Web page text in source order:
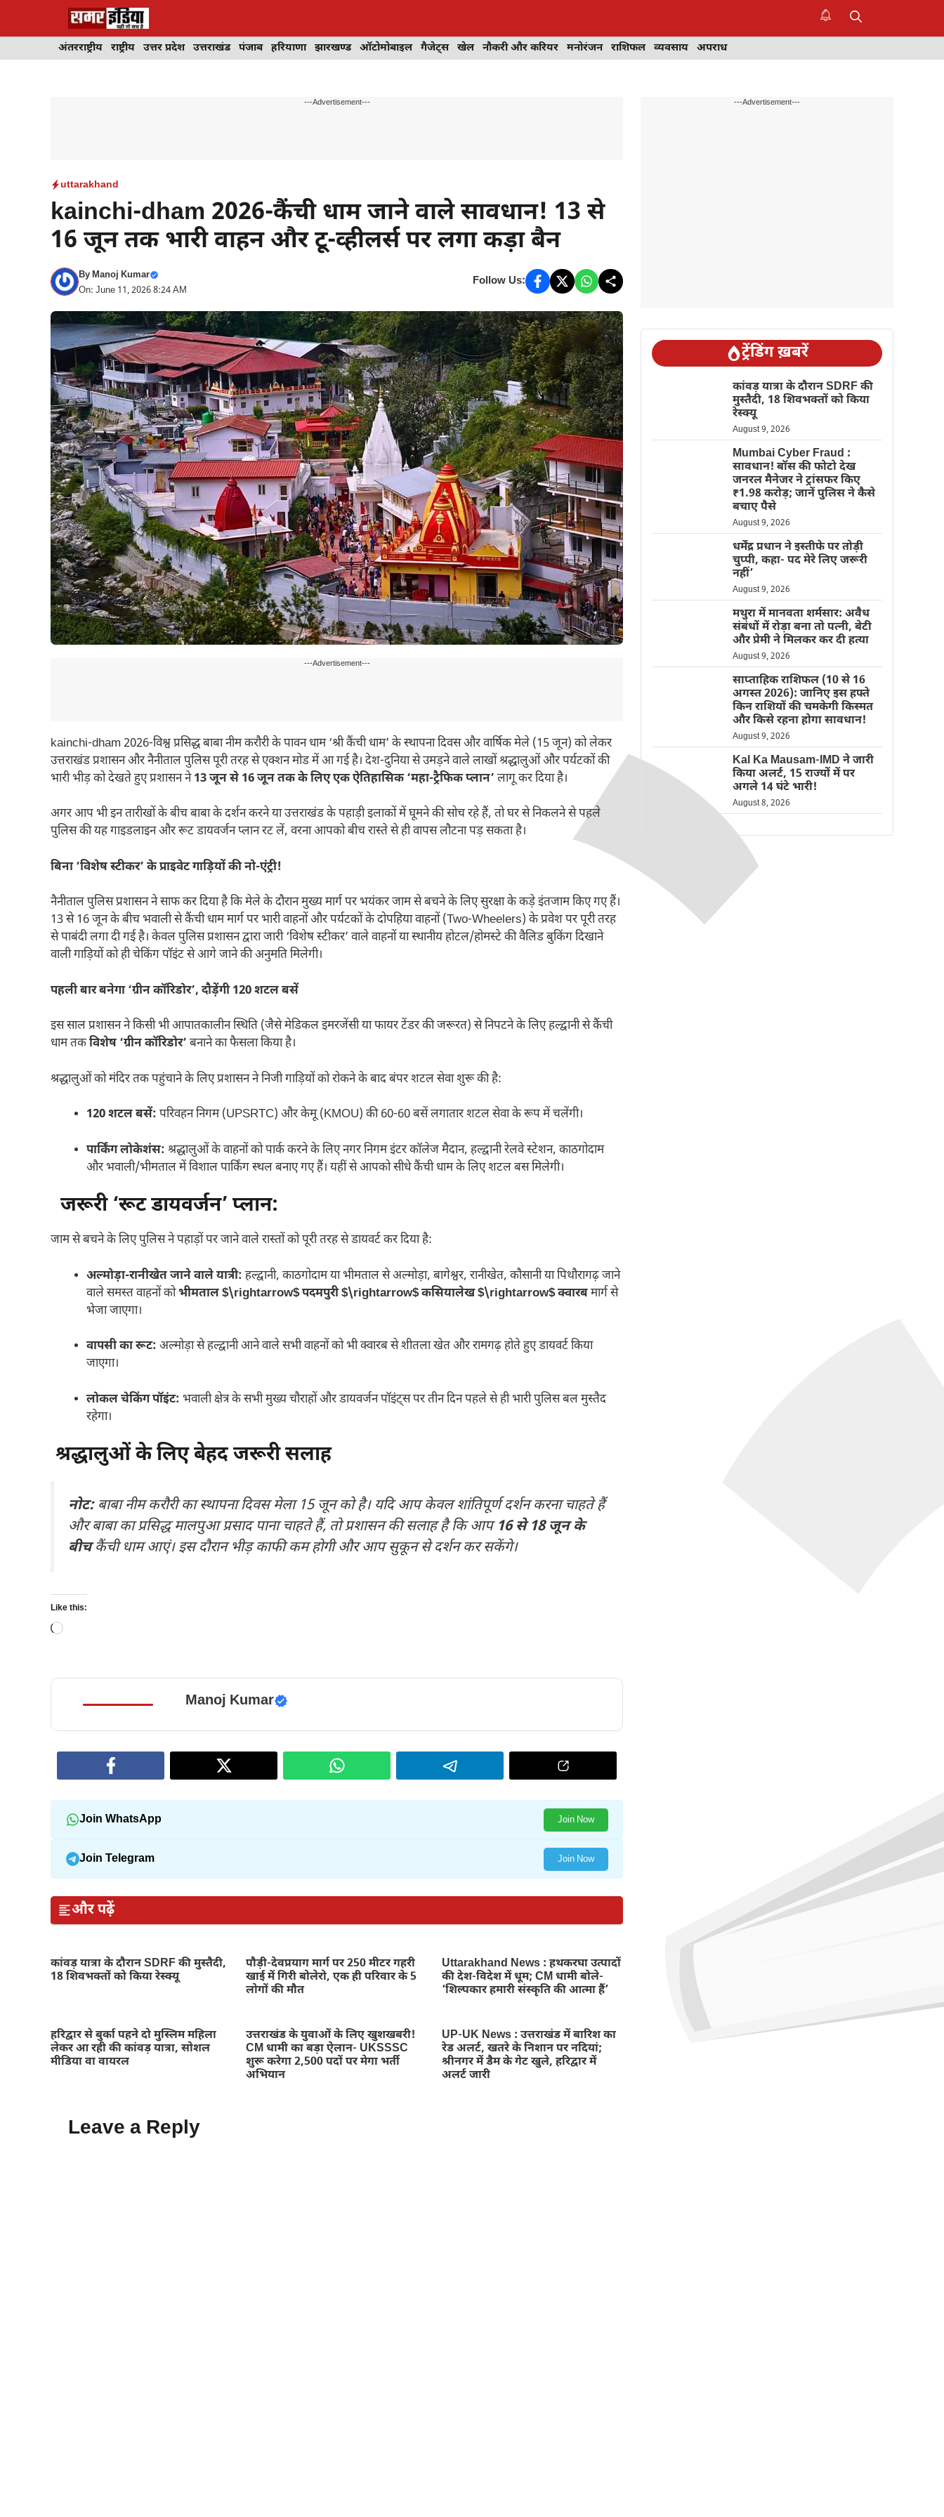
अंतरराष्ट्रीय राष्ट्रीय उत्तर प्रदेश उत्तराखंड पंजाब हरियाणा झारखण्ड ऑटोमोबाइल गैजेट्स खेल नौकरी और करियर मनोरंजन राशिफल व्यवसाय अपराध
---Advertisement---
uttarakhand
kainchi-dham 2026-कैंची धाम जाने वाले सावधान! 13 से
16 जून तक भारी वाहन और टू-व्हीलर्स पर लगा कड़ा बैन
ByManoj Kumar
On: June 11, 2026 8:24 AM
Follow Us:
---Advertisement---
kainchi-dham 2026-विश्व प्रसिद्ध बाबा नीम करौरी के पावन धाम ‘श्री कैंची धाम’ के स्थापना दिवस और वार्षिक मेले (15 जून) को लेकर
उत्तराखंड प्रशासन और नैनीताल पुलिस पूरी तरह से एक्शन मोड में आ गई है। देश-दुनिया से उमड़ने वाले लाखों श्रद्धालुओं और पर्यटकों की
भारी भीड़ को देखते हुए प्रशासन ने13 जून से 16 जून तक के लिए एक ऐतिहासिक ‘महा-ट्रैफिक प्लान’ लागू कर दिया है।
अगर आप भी इन तारीखों के बीच बाबा के दर्शन करने या उत्तराखंड के पहाड़ी इलाकों में घूमने की सोच रहे हैं, तो घर से निकलने से पहले
पुलिस की यह गाइडलाइन और रूट डायवर्जन प्लान रट लें, वरना आपको बीच रास्ते से ही वापस लौटना पड़ सकता है।
बिना ‘विशेष स्टीकर’ के प्राइवेट गाड़ियों की नो-एंट्री!
नैनीताल पुलिस प्रशासन ने साफ कर दिया है कि मेले के दौरान मुख्य मार्ग पर भयंकर जाम से बचने के लिए सुरक्षा के कड़े इंतजाम किए गए हैं।
13 से 16 जून के बीच भवाली से कैंची धाम मार्ग पर भारी वाहनों और पर्यटकों के दोपहिया वाहनों (Two-Wheelers) के प्रवेश पर पूरी तरह
से पाबंदी लगा दी गई है। केवल पुलिस प्रशासन द्वारा जारी ‘विशेष स्टीकर’ वाले वाहनों या स्थानीय होटल/होमस्टे की वैलिड बुकिंग दिखाने
वाली गाड़ियों को ही चेकिंग पॉइंट से आगे जाने की अनुमति मिलेगी।
पहली बार बनेगा ‘ग्रीन कॉरिडोर’, दौड़ेंगी 120 शटल बसें
इस साल प्रशासन ने किसी भी आपातकालीन स्थिति (जैसे मेडिकल इमरजेंसी या फायर टेंडर की जरूरत) से निपटने के लिए हल्द्वानी से कैंची
धाम तकविशेष ‘ग्रीन कॉरिडोर’ बनाने का फैसला किया है।
श्रद्धालुओं को मंदिर तक पहुंचाने के लिए प्रशासन ने निजी गाड़ियों को रोकने के बाद बंपर शटल सेवा शुरू की है:
120 शटल बसें: परिवहन निगम (UPSRTC) और केमू (KMOU) की 60-60 बसें लगातार शटल सेवा के रूप में चलेंगी।
पार्किंग लोकेशंस: श्रद्धालुओं के वाहनों को पार्क करने के लिए नगर निगम इंटर कॉलेज मैदान, हल्द्वानी रेलवे स्टेशन, काठगोदाम
और भवाली/भीमताल में विशाल पार्किंग स्थल बनाए गए हैं। यहीं से आपको सीधे कैंची धाम के लिए शटल बस मिलेगी।
जरूरी ‘रूट डायवर्जन’ प्लान:
जाम से बचने के लिए पुलिस ने पहाड़ों पर जाने वाले रास्तों को पूरी तरह से डायवर्ट कर दिया है:
अल्मोड़ा-रानीखेत जाने वाले यात्री: हल्द्वानी, काठगोदाम या भीमताल से अल्मोड़ा, बागेश्वर, रानीखेत, कौसानी या पिथौरागढ़ जाने
वाले समस्त वाहनों कोभीमताल$\rightarrow$पदमपुरी$\rightarrow$कसियालेख$\rightarrow$क्वारबमार्ग से
भेजा जाएगा।
वापसी का रूट: अल्मोड़ा से हल्द्वानी आने वाले सभी वाहनों को भी क्वारब से शीतला खेत और रामगढ़ होते हुए डायवर्ट किया
जाएगा।
लोकल चेकिंग पॉइंट: भवाली क्षेत्र के सभी मुख्य चौराहों और डायवर्जन पॉइंट्स पर तीन दिन पहले से ही भारी पुलिस बल मुस्तैद
रहेगा।
श्रद्धालुओं के लिए बेहद जरूरी सलाह
नोट:बाबा नीम करौरी का स्थापना दिवस मेला 15 जून को है। यदि आप केवल शांतिपूर्ण दर्शन करना चाहते हैं
और बाबा का प्रसिद्ध मालपुआ प्रसाद पाना चाहते हैं, तो प्रशासन की सलाह है कि आप16 से 18 जून के
बीचकैंची धाम आएं। इस दौरान भीड़ काफी कम होगी और आप सुकून से दर्शन कर सकेंगे।
Like this:
Loading…
Manoj Kumar
Join WhatsApp Join Now
Join Telegram Join Now
और पढ़ें
कांवड़ यात्रा के दौरान SDRF की मुस्तैदी,
18 शिवभक्तों को किया रेस्क्यू
पौड़ी-देवप्रयाग मार्ग पर 250 मीटर गहरी
खाई में गिरी बोलेरो, एक ही परिवार के 5
लोगों की मौत
Uttarakhand News : हथकरघा उत्पादों
की देश-विदेश में धूम; CM धामी बोले-
‘शिल्पकार हमारी संस्कृति की आत्मा हैं’
हरिद्वार से बुर्का पहने दो मुस्लिम महिला
लेकर आ रही की कांवड़ यात्रा, सोशल
मीडिया वा वायरल
उत्तराखंड के युवाओं के लिए खुशखबरी!
CM धामी का बड़ा ऐलान- UKSSSC
शुरू करेगा 2,500 पदों पर मेगा भर्ती
अभियान
UP-UK News : उत्तराखंड में बारिश का
रेड अलर्ट, खतरे के निशान पर नदियां;
श्रीनगर में डैम के गेट खुले, हरिद्वार में
अलर्ट जारी
Leave a Reply
---Advertisement---
ट्रेंडिंग ख़बरें
कांवड़ यात्रा के दौरान SDRF की
मुस्तैदी, 18 शिवभक्तों को किया
रेस्क्यू
August 9, 2026
Mumbai Cyber Fraud :
सावधान! बॉस की फोटो देख
जनरल मैनेजर ने ट्रांसफर किए
₹1.98 करोड़; जानें पुलिस ने कैसे
बचाए पैसे
August 9, 2026
धर्मेंद्र प्रधान ने इस्तीफे पर तोड़ी
चुप्पी, कहा- पद मेरे लिए जरूरी
नहीं’
August 9, 2026
मथुरा में मानवता शर्मसार: अवैध
संबंधों में रोड़ा बना तो पत्नी, बेटी
और प्रेमी ने मिलकर कर दी हत्या
August 9, 2026
साप्ताहिक राशिफल (10 से 16
अगस्त 2026): जानिए इस हफ्ते
किन राशियों की चमकेगी किस्मत
और किसे रहना होगा सावधान!
August 9, 2026
Kal Ka Mausam-IMD ने जारी
किया अलर्ट, 15 राज्यों में पर
अगले 14 घंटे भारी!
August 8, 2026